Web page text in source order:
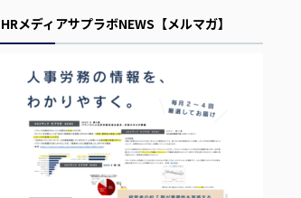
HRメディアサプラボNEWS【メルマガ】